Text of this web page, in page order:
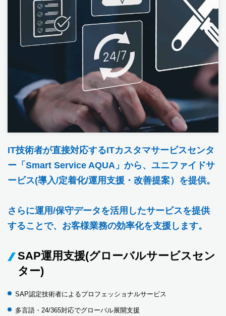
IT技術者が直接対応するITカスタマサービスセンタ
ー「Smart Service AQUA」から、ユニファイドサ
ービス(導入/定着化/運用支援・改善提案）を提供。
さらに運用/保守データを活用したサービスを提供
することで、お客様業務の効率化を支援します。
SAP運用支援(グローバルサービスセン
ター)
SAP認定技術者によるプロフェッショナルサービス
多言語・24/365対応でグローバル展開支援